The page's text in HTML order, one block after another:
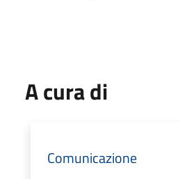
A cura di
Comunicazione